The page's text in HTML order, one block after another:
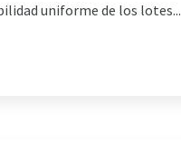
uniforme de los